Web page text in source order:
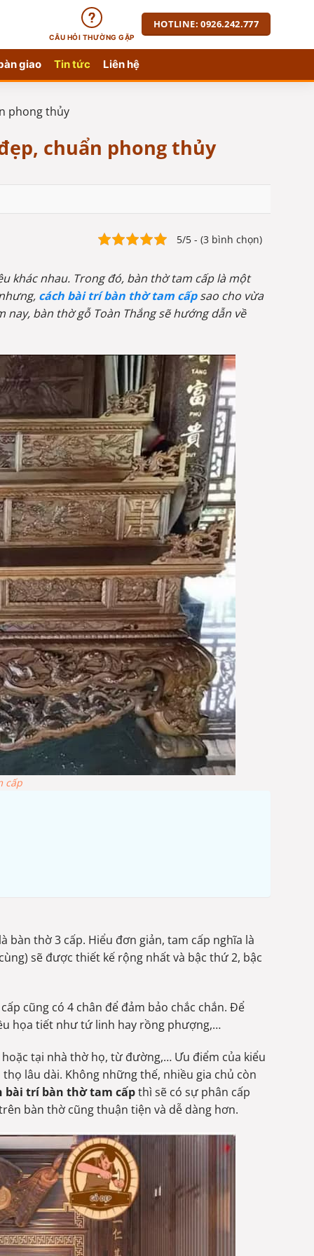
CÂU HỎI THƯỜNG GẶP
HOTLINE: 0926.242.777
giao Tin tức Liên hệ
phong thủy
chuẩn phong thủy
5/5 - (3 bình chọn)
khác nhau. Trong đó, bàn thờ tam cấp là một
cách bài trí bàn thờ tam cấpsao cho vừa
bàn thờ gỗ Toàn Thắng sẽ hướng dẫn về
cấp
bàn thờ 3 cấp. Hiểu đơn giản, tam cấp nghĩa là
sẽ được thiết kế rộng nhất và bậc thứ 2, bậc
cũng có 4 chân để đảm bảo chắc chắn. Để
họa tiết như tứ linh hay rồng phượng,…
tại nhà thờ họ, từ đường,… Ưu điểm của kiểu
lâu dài. Không những thế, nhiều gia chủ còn
bài trí bàn thờ tam cấpthì sẽ có sự phân cấp
bàn thờ cũng thuận tiện và dễ dàng hơn.